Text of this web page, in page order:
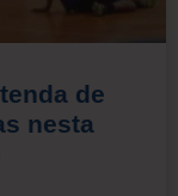
de
nesta